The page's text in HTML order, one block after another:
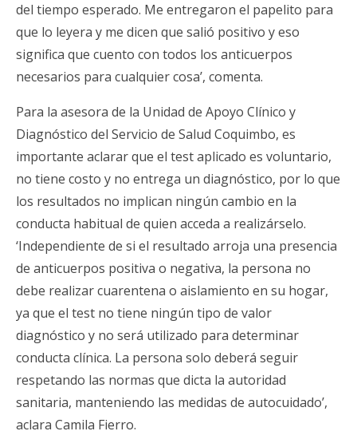
del tiempo esperado. Me entregaron el papelito para
que lo leyera y me dicen que salió positivo y eso
significa que cuento con todos los anticuerpos
necesarios para cualquier cosa’, comenta.
Para la asesora de la Unidad de Apoyo Clínico y
Diagnóstico del Servicio de Salud Coquimbo, es
importante aclarar que el test aplicado es voluntario,
no tiene costo y no entrega un diagnóstico, por lo que
los resultados no implican ningún cambio en la
conducta habitual de quien acceda a realizárselo.
‘Independiente de si el resultado arroja una presencia
de anticuerpos positiva o negativa, la persona no
debe realizar cuarentena o aislamiento en su hogar,
ya que el test no tiene ningún tipo de valor
diagnóstico y no será utilizado para determinar
conducta clínica. La persona solo deberá seguir
respetando las normas que dicta la autoridad
sanitaria, manteniendo las medidas de autocuidado’,
aclara Camila Fierro.